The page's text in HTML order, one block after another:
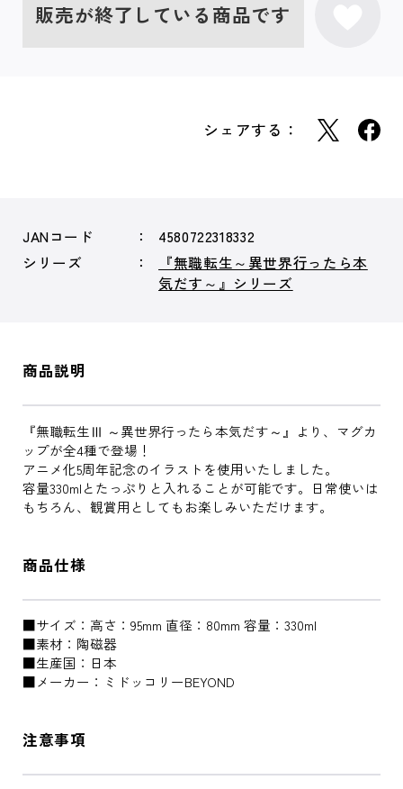
販売が終了している商品です
シェアする：
JANコード
4580722318332
シリーズ
『無職転生～異世界行ったら本
気だす～』シリーズ
商品説明
『無職転生Ⅲ ～異世界行ったら本気だす～』より、マグカ
ップが全4種で登場！
アニメ化5周年記念のイラストを使用いたしました。
容量330mlとたっぷりと入れることが可能です。日常使いは
もちろん、観賞用としてもお楽しみいただけます。
商品仕様
■サイズ：高さ：95mm 直径：80mm 容量：330ml
■素材：陶磁器
■生産国：日本
■メーカー：ミドッコリーBEYOND
注意事項